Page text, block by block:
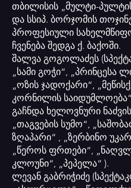
თბილისის „მულტი-
და სსიპ. ბორჯომის
პროფესიული
ჩვენება შედგა ქ. ბაქოში.
შალვა გოგოლაძეს
„სამი გოჭი“, „პრინცესა
„ოზის ჯადოქარი“,
კორნილის
გაჩნდა ხელოვნური ნაძვის
„თაგვების სუმო“,
ზღაპარი“ , „ზერბინო
„წეროს ფრთები“,
კლოუნი“, „პეპელა“ ).
ლევან გაბრიჭიძე